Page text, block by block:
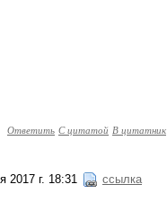
Ответить С цитатой В цитатник
2017 г. 18:31 ссылка